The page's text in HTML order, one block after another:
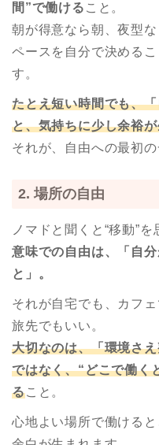
間”で働ける こと。
朝が得意なら朝、夜型な
ペースを自分で決める
す。
たとえ短い時間でも、
と、気持ちに少し余裕
それが、自由への最初の
2. 場所の自由
ノマドと聞くと“移動”
意味での自由は、「自
と」。
それが自宅でも、カフ
旅先でもいい。
大切なのは、「環境さ
ではなく、“どこで働く
ること。
心地よい場所で働ける